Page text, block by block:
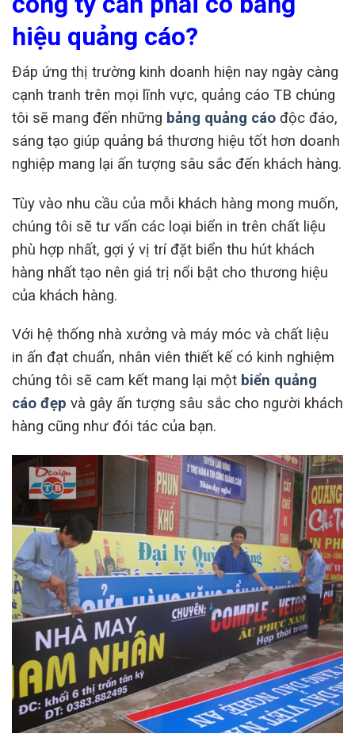
hiệu quảng cáo?
Đáp ứng thị trường kinh doanh hiện nay ngày càng
cạnh tranh trên mọi lĩnh vực, quảng cáo TB chúng
tôi sẽ mang đến những bảng quảng cáo độc đáo,
sáng tạo giúp quảng bá thương hiệu tốt hơn doanh
nghiệp mang lại ấn tượng sâu sắc đến khách hàng.
Tùy vào nhu cầu của mỗi khách hàng mong muốn,
chúng tôi sẽ tư vấn các loại biển in trên chất liệu
phù hợp nhất, gợi ý vị trí đặt biển thu hút khách
hàng nhất tạo nên giá trị nổi bật cho thương hiệu
của khách hàng.
Với hệ thống nhà xưởng và máy móc và chất liệu
in ấn đạt chuẩn, nhân viên thiết kế có kinh nghiệm
chúng tôi sẽ cam kết mang lại một biển quảng
cáo đẹp và gây ấn tượng sâu sắc cho người khách
hàng cũng như đói tác của bạn.